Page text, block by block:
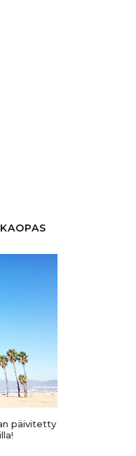
päivitetty